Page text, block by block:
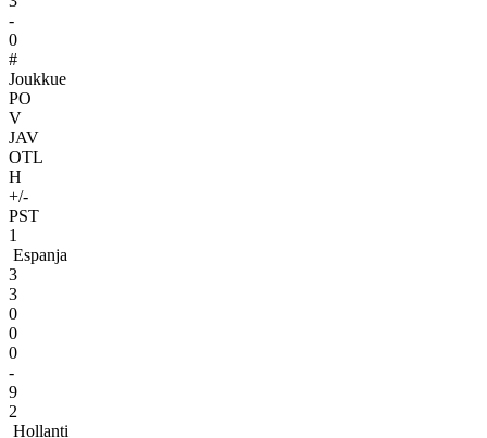
-
0
#
Joukkue
PO
V
JAV
OTL
H
+/-
PST
1
Espanja
3
3
0
0
0
-
9
2
Hollanti